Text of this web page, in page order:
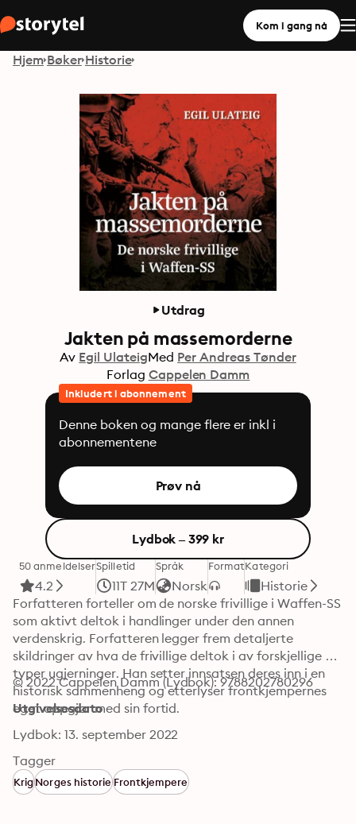
Kom i gang nå
Hjem Bøker Historie
Utdrag
Jakten på massemorderne
Av Egil UlateigMed Per Andreas Tønder
Forlag Cappelen Damm
Inkludert i abonnement
Denne boken og mange flere er inkl i
abonnementene
Prøv nå
Lydbok – 399 kr
50 anmeldelser
4.2
Spilletid
11T 27M
Språk
Norsk
FormatKategori
Historie
Forfatteren forteller om de norske frivillige i Waffen-SS
som aktivt deltok i handlinger under den annen
verdenskrig. Forfatteren legger frem detaljerte
skildringer av hva de frivillige deltok i av forskjellige
typer ugjerninger. Han setter innsatsen deres inn i en
historisk sammenheng og etterlyser frontkjempernes
eget oppgjør med sin fortid.
© 2022 Cappelen Damm (Lydbok): 9788202780296
Utgivelsesdato
Lydbok: 13. september 2022
Tagger
KrigNorges historieFrontkjempere